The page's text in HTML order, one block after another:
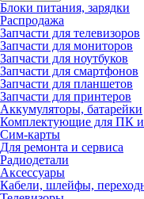
Блоки питания, зарядки
Распродажа
Запчасти для телевизоров
Запчасти для мониторов
Запчасти для ноутбуков
Запчасти для смартфонов
Запчасти для планшетов
Запчасти для принтеров
Аккумуляторы, батарейки
Комплектующие для ПК и
Сим-карты
Для ремонта и сервиса
Радиодетали
Аксессуары
Кабели, шлейфы,